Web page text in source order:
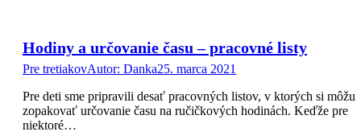
Hodiny a určovanie času – pracovné listy
Pre tretiakovAutor: Danka25. marca 2021
Pre deti sme pripravili desať pracovných listov, v ktorých si môžu
zopakovať určovanie času na ručičkových hodinách. Keďže pre
niektoré…